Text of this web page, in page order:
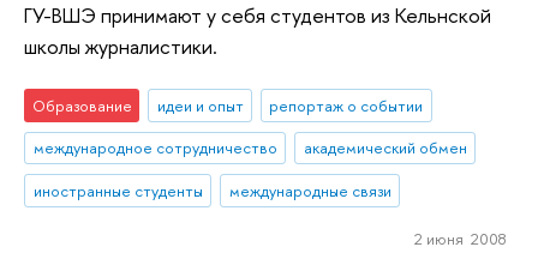
ГУ-ВШЭ принимают у себя студентов из Кельнской
школы журналистики.
Образование идеи и опыт
репортаж о событии
международное сотрудничество
академический обмен
иностранные студенты
международные связи
2 июня 2008